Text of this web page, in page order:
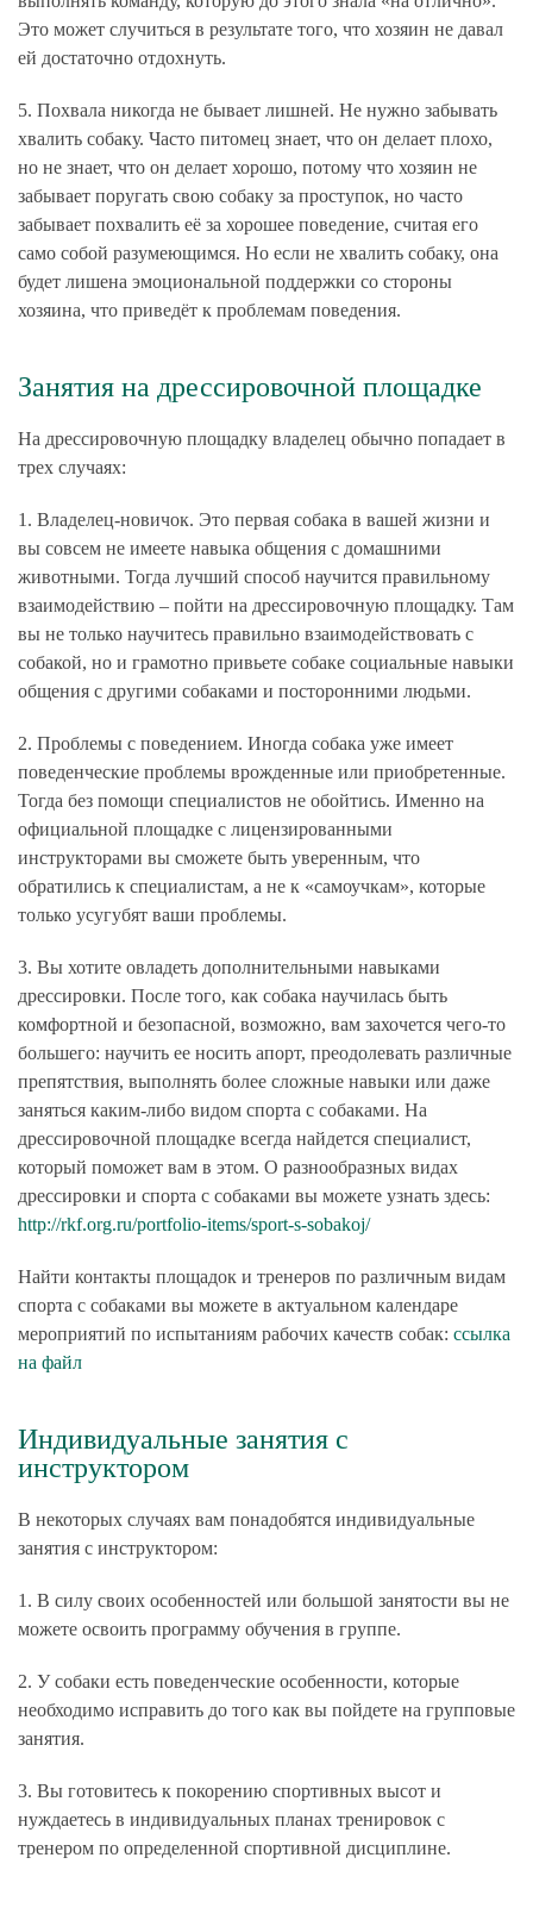
Это может случиться в результате того, что хозяин не давал
ей достаточно отдохнуть.
5. Похвала никогда не бывает лишней. Не нужно забывать
хвалить собаку. Часто питомец знает, что он делает плохо,
но не знает, что он делает хорошо, потому что хозяин не
забывает поругать свою собаку за проступок, но часто
забывает похвалить её за хорошее поведение, считая его
само собой разумеющимся. Но если не хвалить собаку, она
будет лишена эмоциональной поддержки со стороны
хозяина, что приведёт к проблемам поведения.
Занятия на дрессировочной площадке
На дрессировочную площадку владелец обычно попадает в
трех случаях:
1. Владелец-новичок. Это первая собака в вашей жизни и
вы совсем не имеете навыка общения с домашними
животными. Тогда лучший способ научится правильному
взаимодействию – пойти на дрессировочную площадку. Там
вы не только научитесь правильно взаимодействовать с
собакой, но и грамотно привьете собаке социальные навыки
общения с другими собаками и посторонними людьми.
2. Проблемы с поведением. Иногда собака уже имеет
поведенческие проблемы врожденные или приобретенные.
Тогда без помощи специалистов не обойтись. Именно на
официальной площадке с лицензированными
инструкторами вы сможете быть уверенным, что
обратились к специалистам, а не к «самоучкам», которые
только усугубят ваши проблемы.
3. Вы хотите овладеть дополнительными навыками
дрессировки. После того, как собака научилась быть
комфортной и безопасной, возможно, вам захочется чего-то
большего: научить ее носить апорт, преодолевать различные
препятствия, выполнять более сложные навыки или даже
заняться каким-либо видом спорта с собаками. На
дрессировочной площадке всегда найдется специалист,
который поможет вам в этом. О разнообразных видах
дрессировки и спорта с собаками вы можете узнать здесь:
http://rkf.org.ru/portfolio-items/sport-s-sobakoj/
Найти контакты площадок и тренеров по различным видам
спорта с собаками вы можете в актуальном календаре
мероприятий по испытаниям рабочих качеств собак: ссылка
на файл
Индивидуальные занятия с
инструктором
В некоторых случаях вам понадобятся индивидуальные
занятия с инструктором:
1. В силу своих особенностей или большой занятости вы не
можете освоить программу обучения в группе.
2. У собаки есть поведенческие особенности, которые
необходимо исправить до того как вы пойдете на групповые
занятия.
3. Вы готовитесь к покорению спортивных высот и
нуждаетесь в индивидуальных планах тренировок с
тренером по определенной спортивной дисциплине.